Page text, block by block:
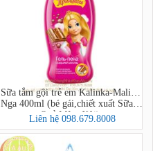
Sữa tắm gội trẻ em Kalinka-Malinka
Nga 400ml (bé gái,chiết xuất Sữa &
Quả Mâm Xôi)
Liên hệ 098.679.8008